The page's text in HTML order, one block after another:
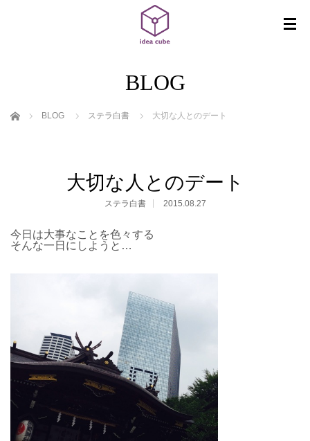
BLOG
ホーム BLOG ステラ白書 大切な人とのデート
大切な人とのデート
ステラ白書 2015.08.27
今日は大事なことを色々する
そんな一日にしようと…